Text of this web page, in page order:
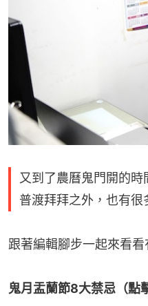
又到了農曆鬼門開的
普渡拜拜之外，也有很
跟著編輯腳步一起來看看
鬼月盂蘭節8大禁忌（